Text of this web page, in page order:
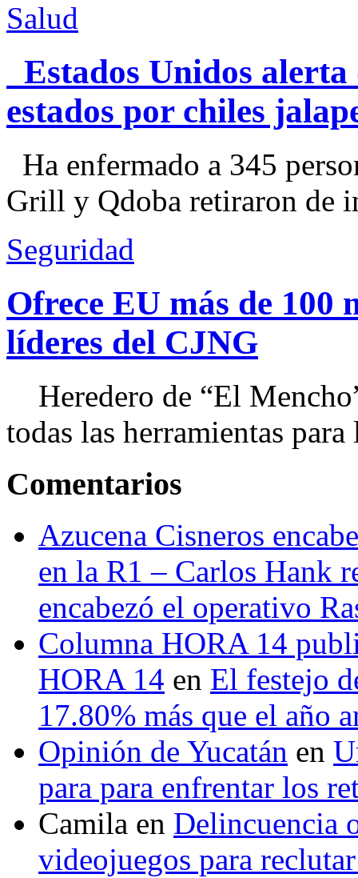
Salud
Estados Unidos alerta
estados por chiles
Ha enfermado a 345
Grill y Qdoba retiraron de
Seguridad
Ofrece EU más de 100
líderes del CJNG
Heredero de “El
todas las herramientas
Comentarios
Azucena Cisneros
en la R1 – Carlos Hank
encabezó el operativo
Columna HORA 14
HORA 14 en El festejo
17.80% más que el año
Opinión de Yucatán en
para para enfrentar los
Camila en Delincuencia
videojuegos para